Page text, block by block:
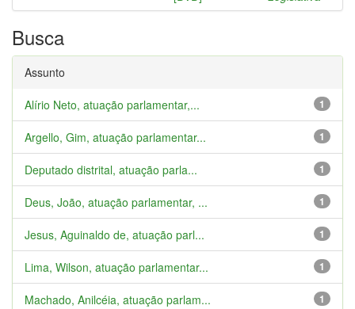
Busca
Assunto
1
Alírio Neto, atuação parlamentar,...
1
Argello, Gim, atuação parlamentar...
1
Deputado distrital, atuação parla...
1
Deus, João, atuação parlamentar, ...
1
Jesus, Aguinaldo de, atuação parl...
1
Lima, Wilson, atuação parlamentar...
1
Machado, Anilcéia, atuação parlam...